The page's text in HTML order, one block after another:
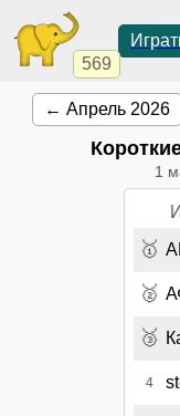
569
← Апрель 2026
1
🥇
🥈
🥉
4